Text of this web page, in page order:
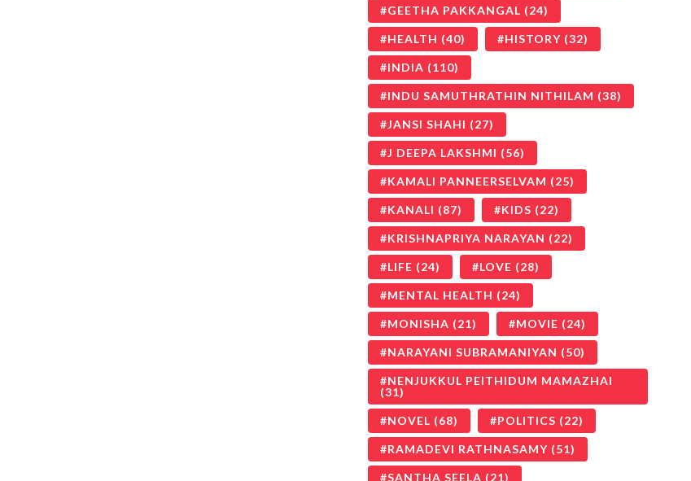
GEETHA PAKKANGAL (24)
HEALTH (40) HISTORY (32)
INDIA (110)
INDU SAMUTHRATHIN NITHILAM (38)
JANSI SHAHI (27)
J DEEPA LAKSHMI (56)
KAMALI PANNEERSELVAM (25)
KANALI (87) KIDS (22)
KRISHNAPRIYA NARAYAN (22)
LIFE (24) LOVE (28)
MENTAL HEALTH (24)
MONISHA (21) MOVIE (24)
NARAYANI SUBRAMANIYAN (50)
NENJUKKUL PEITHIDUM MAMAZHAI
(31)
NOVEL (68) POLITICS (22)
RAMADEVI RATHNASAMY (51)
SANTHA SEELA (21)